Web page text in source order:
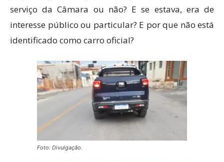
serviço da Câmara ou não? E se estava, era de
interesse público ou particular? E por que não está
identificado como carro oficial?
Foto: Divulgação.